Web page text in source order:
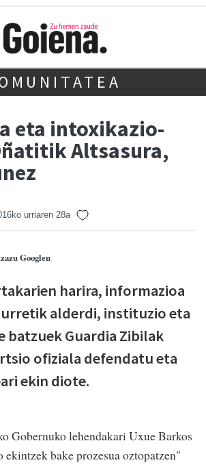
eta intoxikazio-
Altsasura,
urriaren 28a
Googlen
harira, informazioa
alderdi, instituzio eta
batzuek Guardia Zibilak
ofiziala defendatu eta
ekin diote.
Gobernuko lehendakari Uxue Barkos
ekintzek bake prozesua oztopatzen"